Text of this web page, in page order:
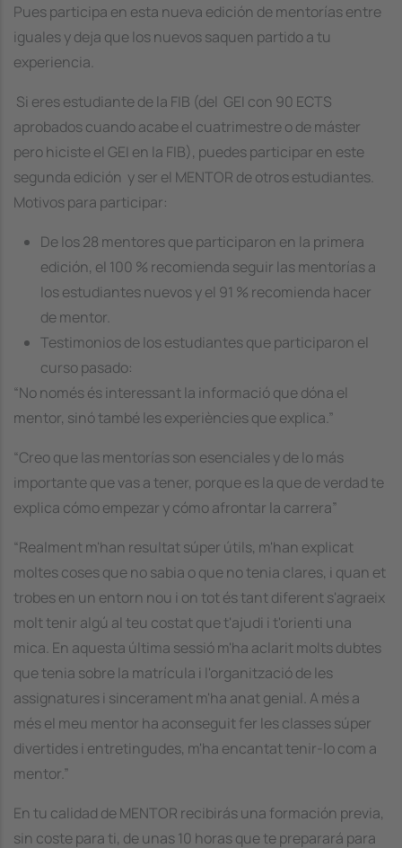
Pues participa en esta nueva edición de mentorías entre
iguales y deja que los nuevos saquen partido a tu
experiencia.
Si eres estudiante de la FIB (del GEI con 90 ECTS
aprobados cuando acabe el cuatrimestre o de máster
pero hiciste el GEI en la FIB), puedes participar en este
segunda edición y ser el MENTOR de otros estudiantes.
Motivos para participar:
De los 28 mentores que participaron en la primera
edición, el 100 % recomienda seguir las mentorías a
los estudiantes nuevos y el 91 % recomienda hacer
de mentor.
Testimonios de los estudiantes que participaron el
curso pasado:
“No només és interessant la informació que dóna el
mentor, sinó també les experiències que explica.”
“Creo que las mentorías son esenciales y de lo más
importante que vas a tener, porque es la que de verdad te
explica cómo empezar y cómo afrontar la carrera”
“Realment m'han resultat súper útils, m'han explicat
moltes coses que no sabia o que no tenia clares, i quan et
trobes en un entorn nou i on tot és tant diferent s'agraeix
molt tenir algú al teu costat que t'ajudi i t'orienti una
mica. En aquesta última sessió m'ha aclarit molts dubtes
que tenia sobre la matrícula i l'organització de les
assignatures i sincerament m'ha anat genial. A més a
més el meu mentor ha aconseguit fer les classes súper
divertides i entretingudes, m'ha encantat tenir-lo com a
mentor.”
En tu calidad de MENTOR recibirás una formación previa,
sin coste para ti, de unas 10 horas que te preparará para